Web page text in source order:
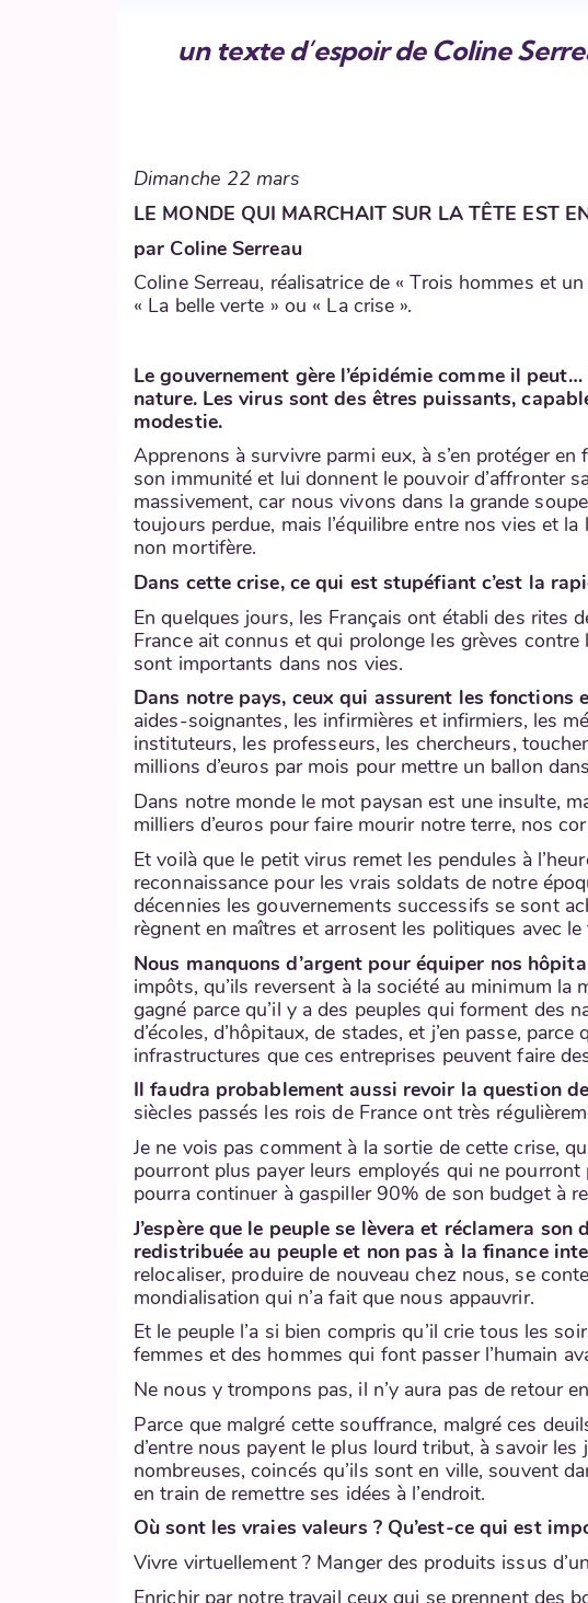
un texte d’espoir de Coline
Dimanche 22 mars
LE MONDE QUI MARCHAIT SUR LA TÊTE EST
par Coline Serreau
Coline Serreau, réalisatrice de « Trois hommes et
« La belle verte » ou « La crise ».
Le gouvernement gère l’épidémie comme il
nature. Les virus sont des êtres puissants,
modestie.
Apprenons à survivre parmi eux, à s’en protéger
son immunité et lui donnent le pouvoir d’affronter
massivement, car nous vivons dans la grande
toujours perdue, mais l’équilibre entre nos vies et
non mortifère.
Dans cette crise, ce qui est stupéfiant c’est la
En quelques jours, les Français ont établi des rites
France ait connus et qui prolonge les grèves
sont importants dans nos vies.
Dans notre pays, ceux qui assurent les
aides-soignantes, les infirmières et infirmiers, les
instituteurs, les professeurs, les chercheurs,
millions d’euros par mois pour mettre un ballon
Dans notre monde le mot paysan est une insulte,
milliers d’euros pour faire mourir notre terre, nos
Et voilà que le petit virus remet les pendules à
reconnaissance pour les vrais soldats de notre
décennies les gouvernements successifs se sont
règnent en maîtres et arrosent les politiques avec
Nous manquons d’argent pour équiper nos
impôts, qu’ils reversent à la société au minimum la
gagné parce qu’il y a des peuples qui forment des
d’écoles, d’hôpitaux, de stades, et j’en passe,
infrastructures que ces entreprises peuvent faire
Il faudra probablement aussi revoir la question
siècles passés les rois de France ont très
Je ne vois pas comment à la sortie de cette crise,
pourront plus payer leurs employés qui ne
pourra continuer à gaspiller 90% de son budget à
J’espère que le peuple se lèvera et réclamera
redistribuée au peuple et non pas à la finance
relocaliser, produire de nouveau chez nous, se
mondialisation qui n’a fait que nous appauvrir.
Et le peuple l’a si bien compris qu’il crie tous les
femmes et des hommes qui font passer l’humain
Ne nous y trompons pas, il n’y aura pas de retour
Parce que malgré cette souffrance, malgré ces
d’entre nous payent le plus lourd tribut, à savoir
nombreuses, coincés qu’ils sont en ville, souvent
en train de remettre ses idées à l’endroit.
Où sont les vraies valeurs ? Qu’est-ce qui est
Vivre virtuellement ? Manger des produits issus
Enrichir par notre travail ceux qui se prennent des